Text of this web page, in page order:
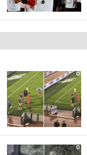
0
0